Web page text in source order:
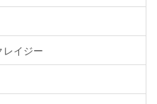
イジー